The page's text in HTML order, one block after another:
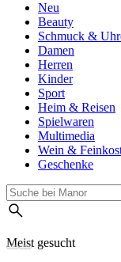
Neu
Beauty
Schmuck &
Damen
Herren
Kinder
Sport
Heim & Reisen
Spielwaren
Multimedia
Wein &
Geschenke
Meist gesucht